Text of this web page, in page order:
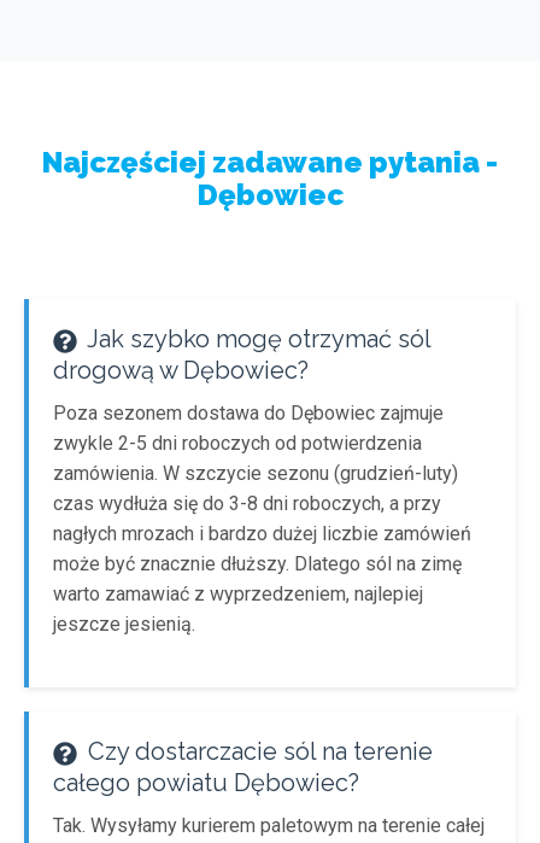
Najczęściej zadawane pytania -
Dębowiec
Jak szybko mogę otrzymać sól
drogową w Dębowiec?
Poza sezonem dostawa do Dębowiec zajmuje
zwykle 2-5 dni roboczych od potwierdzenia
zamówienia. W szczycie sezonu (grudzień-luty)
czas wydłuża się do 3-8 dni roboczych, a przy
nagłych mrozach i bardzo dużej liczbie zamówień
może być znacznie dłuższy. Dlatego sól na zimę
warto zamawiać z wyprzedzeniem, najlepiej
jeszcze jesienią.
Czy dostarczacie sól na terenie
całego powiatu Dębowiec?
Tak. Wysyłamy kurierem paletowym na terenie całej